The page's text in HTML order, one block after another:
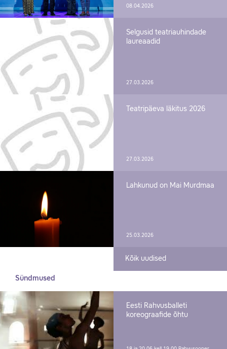
08.04.2026
Selgusid teatriauhindade
laureaadid
27.03.2026
Teatripäeva läkitus 2026
27.03.2026
Lahkunud on Mai Murdmaa
25.03.2026
Kõik uudised
Sündmused
Eesti Rahvusballeti
koreograafide õhtu